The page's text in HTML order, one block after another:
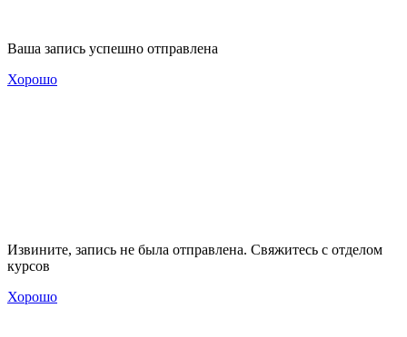
Ваша запись успешно отправлена
Хорошо
Извините, запись не была отправлена. Свяжитесь с отделом
курсов
Хорошо